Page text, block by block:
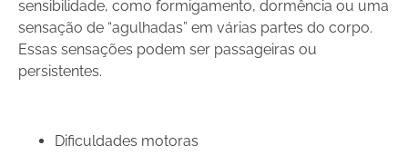
sensibilidade, como formigamento, dormência ou uma
sensação de “agulhadas” em várias partes do corpo.
Essas sensações podem ser passageiras ou
persistentes.
Dificuldades motoras